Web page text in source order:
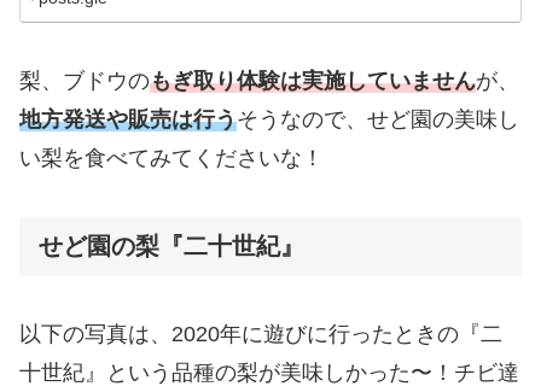
梨、ブドウのもぎ取り体験は実施していませんが、
地方発送や販売は行うそうなので、せど園の美味し
い梨を食べてみてくださいな！
せど園の梨『二十世紀』
以下の写真は、2020年に遊びに行ったときの『二
十世紀』という品種の梨が美味しかった〜！チビ達